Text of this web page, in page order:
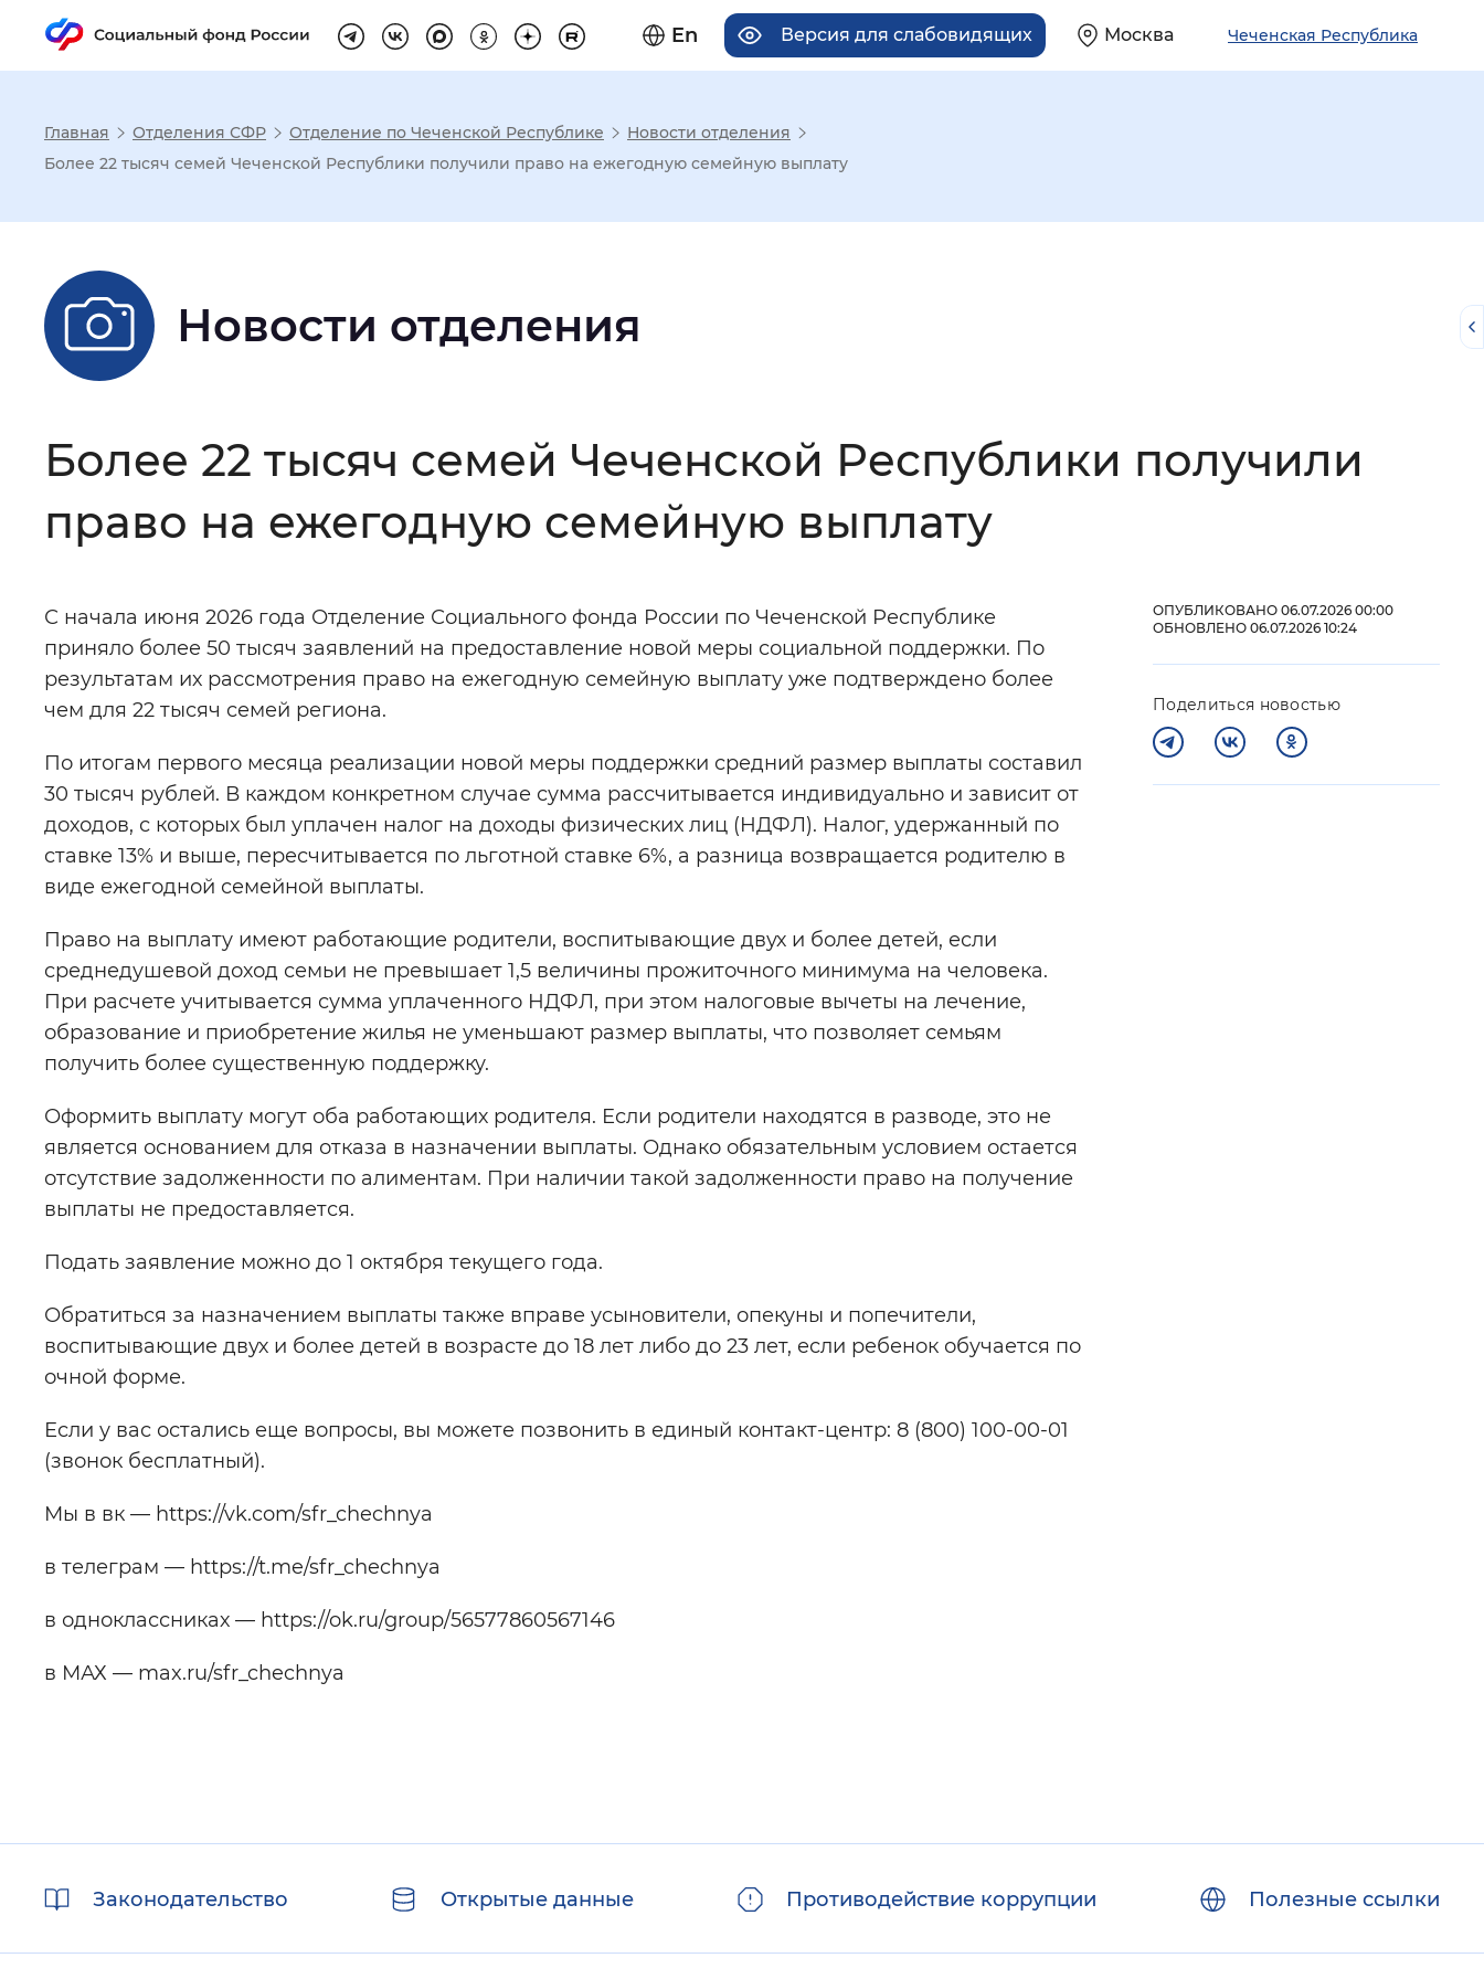
En Версия для слабовидящих Москва Чеченская Республика
Настройка режима отображения
Шрифт: Без засечек С засечками
Нормальный Увеличенный Большой
Цвет сайта Монохромный Инверсивный монохромный Синий фон
Изображения : Включены Выключены
Звуковой ассистент: Воспроизвести
Вернуть стандартные настройки
Главная Отделения СФР Отделение по Чеченской Республике
Новости отделения
Более 22 тысяч семей Чеченской Республики получили право на ежегодную семейную выплату
Новости отделения
Более 22 тысяч семей Чеченской Республики получили
право на ежегодную семейную выплату
С начала июня 2026 года Отделение Социального фонда России по Чеченской Республике
приняло более 50 тысяч заявлений на предоставление новой меры социальной поддержки. По
результатам их рассмотрения право на ежегодную семейную выплату уже подтверждено более
чем для 22 тысяч семей региона.
По итогам первого месяца реализации новой меры поддержки средний размер выплаты составил
30 тысяч рублей. В каждом конкретном случае сумма рассчитывается индивидуально и зависит от
доходов, с которых был уплачен налог на доходы физических лиц (НДФЛ). Налог, удержанный по
ставке 13% и выше, пересчитывается по льготной ставке 6%, а разница возвращается родителю в
виде ежегодной семейной выплаты.
Право на выплату имеют работающие родители, воспитывающие двух и более детей, если
среднедушевой доход семьи не превышает 1,5 величины прожиточного минимума на человека.
При расчете учитывается сумма уплаченного НДФЛ, при этом налоговые вычеты на лечение,
образование и приобретение жилья не уменьшают размер выплаты, что позволяет семьям
получить более существенную поддержку.
Оформить выплату могут оба работающих родителя. Если родители находятся в разводе, это не
является основанием для отказа в назначении выплаты. Однако обязательным условием остается
отсутствие задолженности по алиментам. При наличии такой задолженности право на получение
выплаты не предоставляется.
Подать заявление можно до 1 октября текущего года.
Обратиться за назначением выплаты также вправе усыновители, опекуны и попечители,
воспитывающие двух и более детей в возрасте до 18 лет либо до 23 лет, если ребенок обучается по
очной форме.
Если у вас остались еще вопросы, вы можете позвонить в единый контакт-центр: 8 (800) 100-00-01
(звонок бесплатный).
Мы в вк — https://vk.com/sfr_chechnya
в телеграм — https://t.me/sfr_chechnya
в одноклассниках — https://ok.ru/group/56577860567146
в МАХ — max.ru/sfr_chechnya
ОПУБЛИКОВАНО 06.07.2026 00:00
ОБНОВЛЕНО 06.07.2026 10:24
Поделиться новостью
ссылкиЗаконодательство Открытые данные Противодействие коррупции Полезные ссылки